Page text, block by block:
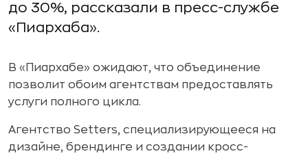
до 30%, рассказали в пресс-службе
«Пиархаба».
В «Пиархабе» ожидают, что объединение
позволит обоим агентствам предоставлять
услуги полного цикла.
Агентство Setters, специализирующееся на
дизайне, брендинге и создании кросс-